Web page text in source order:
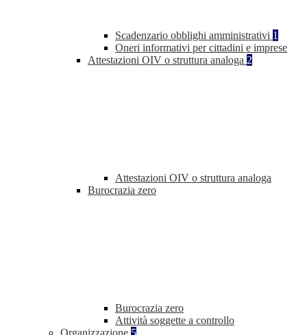
Scadenzario obblighi amministrativi 1
Oneri informativi per cittadini e imprese
Attestazioni OIV o struttura analoga 2
Attestazioni OIV o struttura analoga
Burocrazia zero
Burocrazia zero
Attività soggette a controllo